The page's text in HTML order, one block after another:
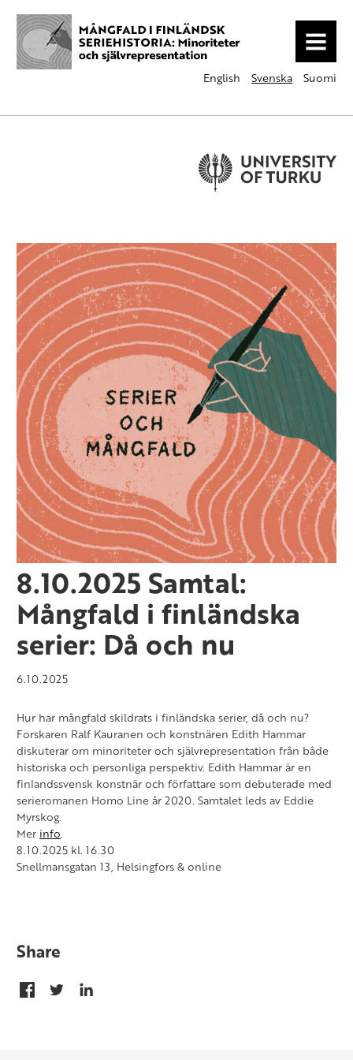
MENU
English Svenska Suomi
8.10.2025 Samtal:
Mångfald i finländska
serier: Då och nu
6.10.2025
Hur har mångfald skildrats i finländska serier, då och nu?
Forskaren Ralf Kauranen och konstnären Edith Hammar
diskuterar om minoriteter och självrepresentation från både
historiska och personliga perspektiv. Edith Hammar är en
finlandssvensk konstnär och författare som debuterade med
serieromanen Homo Line år 2020. Samtalet leds av Eddie
Myrskog.
Mer info.
8.10.2025 kl. 16.30
Snellmansgatan 13, Helsingfors & online
Share